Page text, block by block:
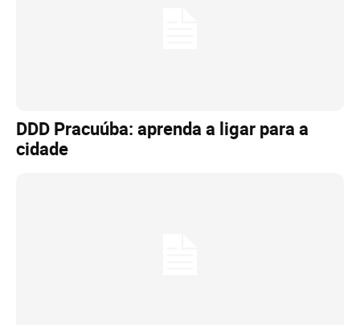
DDD Pracuúba: aprenda a ligar para a
cidade